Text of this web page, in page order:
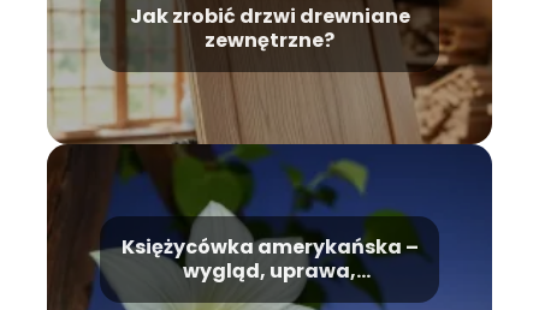
Jak zrobić drzwi drewniane
zewnętrzne?
Księżycówka amerykańska –
wygląd, uprawa,
pielęgnacja